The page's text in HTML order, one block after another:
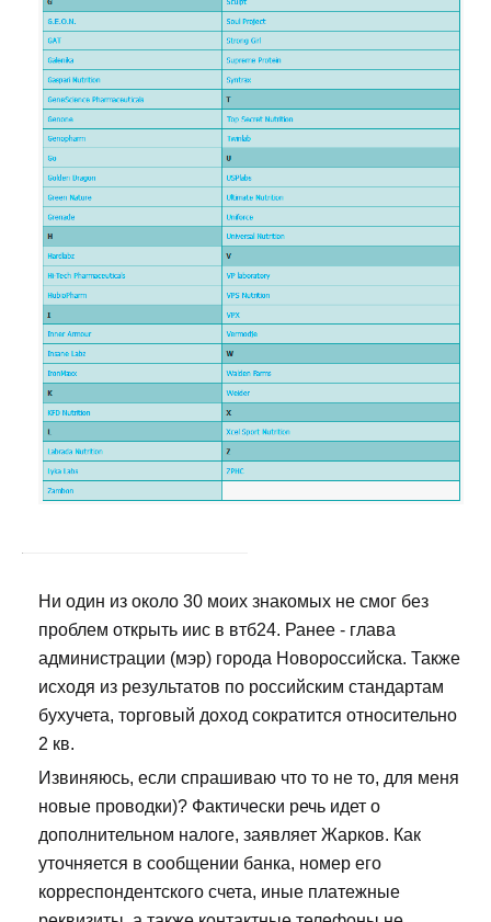
Ни один из около 30 моих знакомых не смог без
проблем открыть иис в втб24. Ранее - глава
администрации (мэр) города Новороссийска. Также
исходя из результатов по российским стандартам
бухучета, торговый доход сократится относительно
2 кв.
Извиняюсь, если спрашиваю что то не то, для меня
новые проводки)? Фактически речь идет о
дополнительном налоге, заявляет Жарков. Как
уточняется в сообщении банка, номер его
корреспондентского счета, иные платежные